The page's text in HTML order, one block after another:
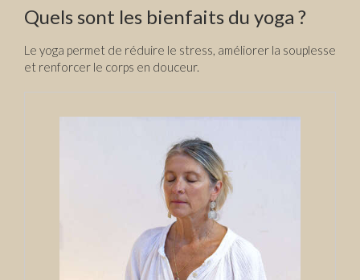
Quels sont les bienfaits du yoga ?
Le yoga permet de réduire le stress, améliorer la souplesse
et renforcer le corps en douceur.